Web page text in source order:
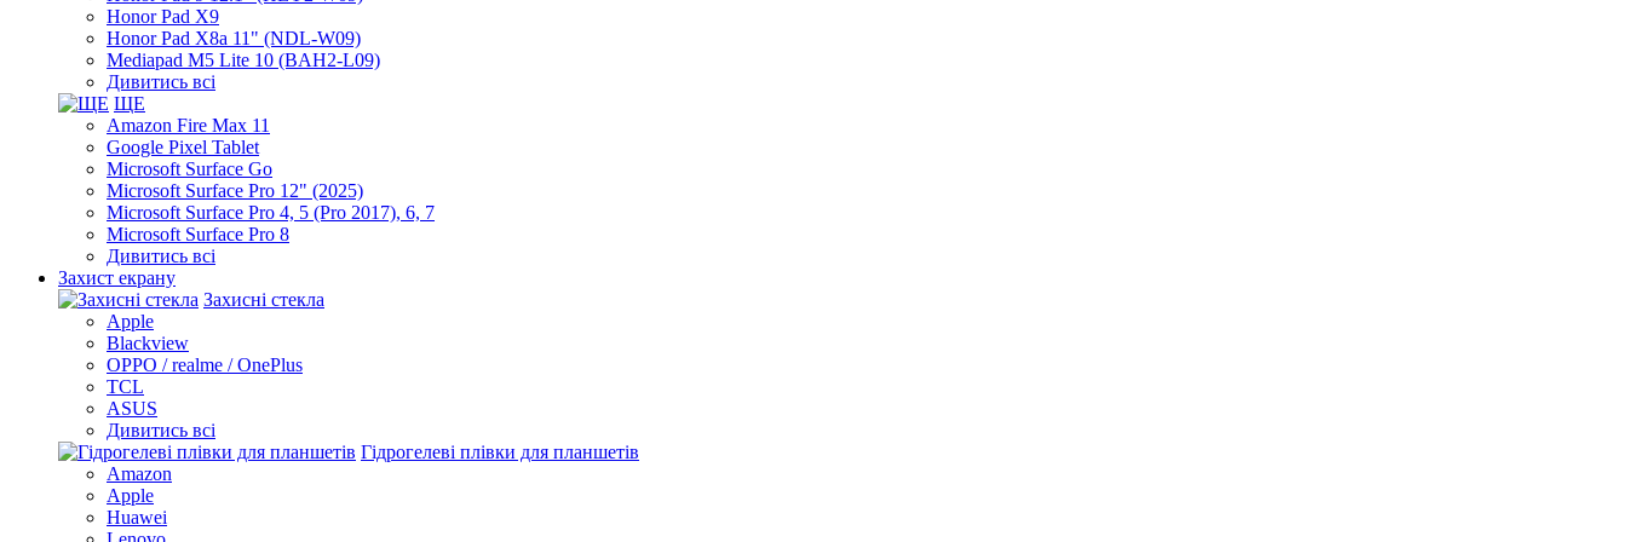
Honor Pad X9
Honor Pad X8a 11" (NDL-W09)
Mediapad M5 Lite 10 (BAH2-L09)
Дивитись всі
ЩЕ
Amazon Fire Max 11
Google Pixel Tablet
Microsoft Surface Go
Microsoft Surface Pro 12" (2025)
Microsoft Surface Pro 4, 5 (Pro 2017), 6, 7
Microsoft Surface Pro 8
Дивитись всі
Захист екрану
Захисні стекла
Apple
Blackview
OPPO / realme / OnePlus
TCL
ASUS
Дивитись всі
Гідрогелеві плівки для планшетів
Amazon
Apple
Huawei